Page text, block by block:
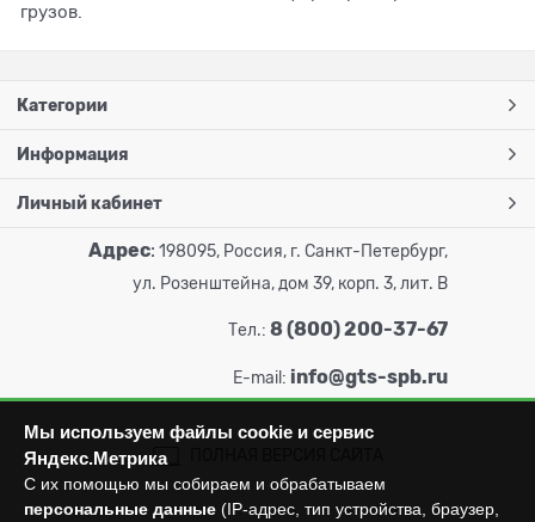
грузов.
Категории
Информация
Личный кабинет
Адрес: 198095, Россия, г. Санкт-Петербург,
ул. Розенштейна, дом 39, корп. 3, лит. В
Тел.: 8 (800) 200-37-67
E-mail: info@gts-spb.ru
Мы используем файлы cookie и сервис
Яндекс.Метрика
С их помощью мы собираем и обрабатываем
персональные данные (IP-адрес, тип устройства, браузер,